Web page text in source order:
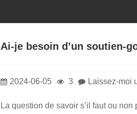
Ai-je besoin d’un soutien-
2024-06-05 3 Laissez-moi
La question de savoir s’il faut ou